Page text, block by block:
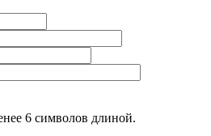
6 символов длиной.